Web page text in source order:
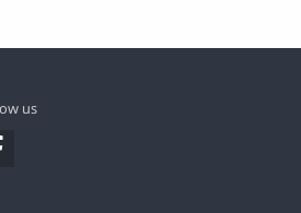
us